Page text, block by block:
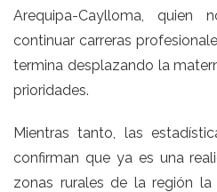
Arequipa-Caylloma,
continuar carreras
termina desplazando la
prioridades.
Mientras tanto, las
confirman que ya es una
zonas rurales de la región